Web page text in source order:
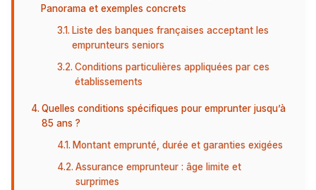
Panorama et exemples concrets
Liste des banques françaises acceptant les
emprunteurs seniors
Conditions particulières appliquées par ces
établissements
Quelles conditions spécifiques pour emprunter jusqu’à
85 ans ?
Montant emprunté, durée et garanties exigées
Assurance emprunteur : âge limite et
surprimes